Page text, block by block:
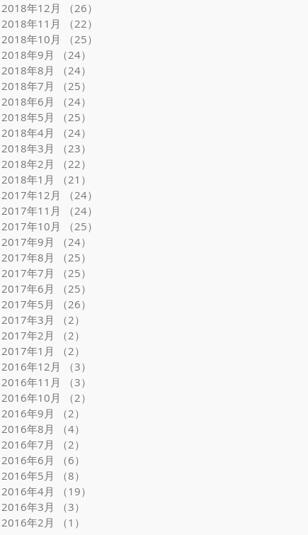
2018年12月
（26）
2018年11月
（22）
2018年10月
（25）
2018年9月
（24）
2018年8月
（24）
2018年7月
（25）
2018年6月
（24）
2018年5月
（25）
2018年4月
（24）
2018年3月
（23）
2018年2月
（22）
2018年1月
（21）
2017年12月
（24）
2017年11月
（24）
2017年10月
（25）
2017年9月
（24）
2017年8月
（25）
2017年7月
（25）
2017年6月
（25）
2017年5月
（26）
2017年3月
（2）
2017年2月
（2）
2017年1月
（2）
2016年12月
（3）
2016年11月
（3）
2016年10月
（2）
2016年9月
（2）
2016年8月
（4）
2016年7月
（2）
2016年6月
（6）
2016年5月
（8）
2016年4月
（19）
2016年3月
（3）
2016年2月
（1）